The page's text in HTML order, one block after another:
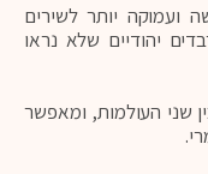
ועמוקה יותר לשירים
יהודיים שלא נראו
שני העולמות, ומאפשר